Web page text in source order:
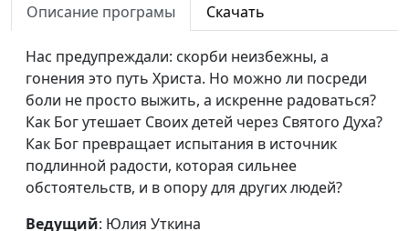
Юлия Уткина, Николай
Кунцевич,
священнослужитель
#160
Нужен ли народу
царь?
Юлия Уткина, Николай
Кунцевич,
#159
Как ангелы служат
сильным мира сего?
Юлия Уткина, Николай
Описание програмы Скачать
Нас предупреждали: скорби неизбежны, а
гонения это путь Христа. Но можно ли посреди
боли не просто выжить, а искренне радоваться?
Как Бог утешает Своих детей через Святого Духа?
Как Бог превращает испытания в источник
подлинной радости, которая сильнее
обстоятельств, и в опору для других людей?
Ведущий: Юлия Уткина